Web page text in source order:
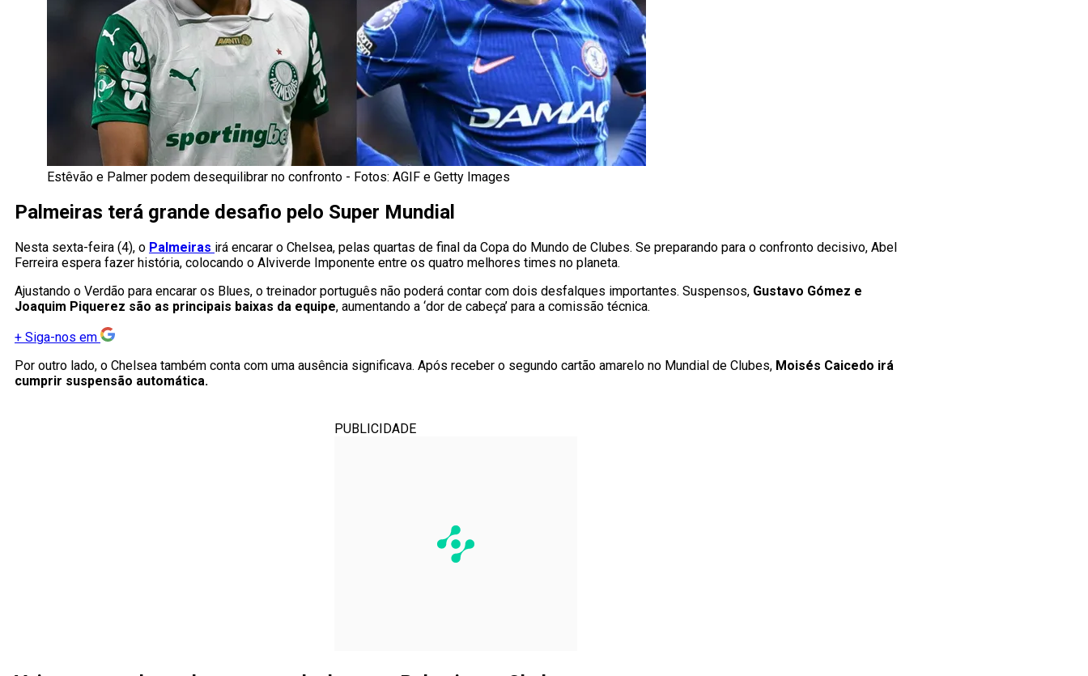
Estêvão e Palmer podem desequilibrar no confronto - Fotos: AGIF e Getty Images
Palmeiras terá grande desafio pelo Super Mundial
Nesta sexta-feira (4), o Palmeiras irá encarar o Chelsea, pelas quartas de final da Copa do Mundo de Clubes. Se preparando para o confronto decisivo, Abel
Ferreira espera fazer história, colocando o Alviverde Imponente entre os quatro melhores times no planeta.
Ajustando o Verdão para encarar os Blues, o treinador português não poderá contar com dois desfalques importantes. Suspensos, Gustavo Gómez e
Joaquim Piquerez são as principais baixas da equipe, aumentando a ‘dor de cabeça’ para a comissão técnica.
+ Siga-nos em
Por outro lado, o Chelsea também conta com uma ausência significava. Após receber o segundo cartão amarelo no Mundial de Clubes, Moisés Caicedo irá
cumprir suspensão automática.
PUBLICIDADE